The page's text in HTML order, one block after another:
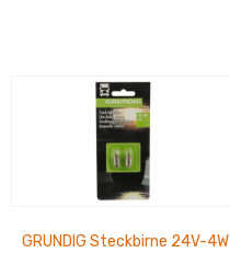
GRUNDIG Steckbirne 24V-4W